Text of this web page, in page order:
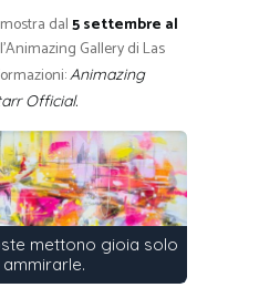
dal5 settembre al
Gallery di Las
Animazing
Official.
mettono gioia solo
ammirarle.